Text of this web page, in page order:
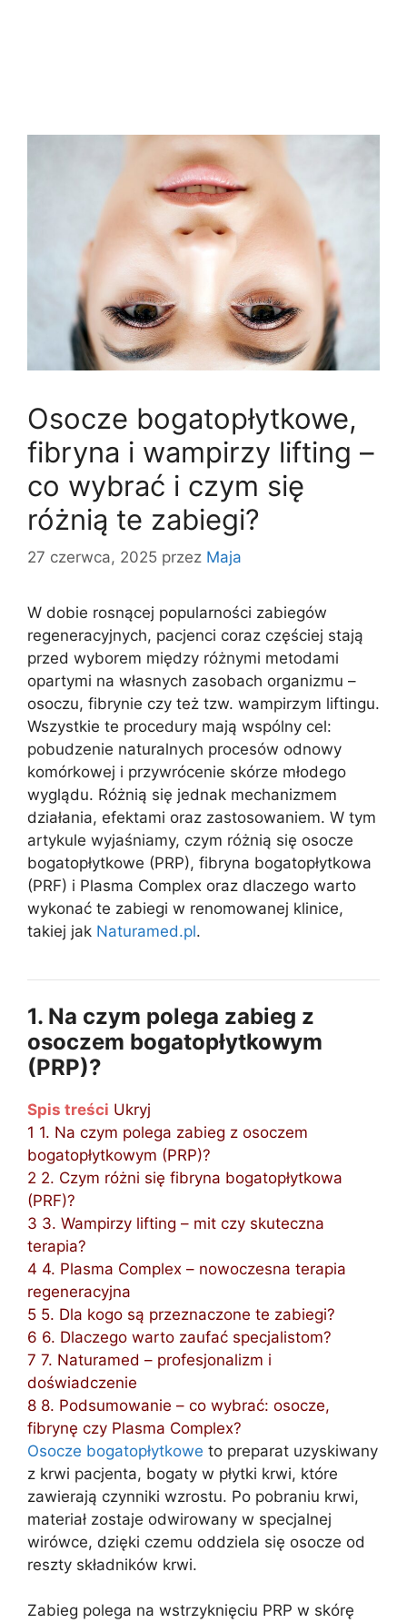
Osocze bogatopłytkowe,
fibryna i wampirzy lifting –
co wybrać i czym się
różnią te zabiegi?
27 czerwca, 2025 przez Maja
W dobie rosnącej popularności zabiegów
regeneracyjnych, pacjenci coraz częściej stają
przed wyborem między różnymi metodami
opartymi na własnych zasobach organizmu –
osoczu, fibrynie czy też tzw. wampirzym liftingu.
Wszystkie te procedury mają wspólny cel:
pobudzenie naturalnych procesów odnowy
komórkowej i przywrócenie skórze młodego
wyglądu. Różnią się jednak mechanizmem
działania, efektami oraz zastosowaniem. W tym
artykule wyjaśniamy, czym różnią się osocze
bogatopłytkowe (PRP), fibryna bogatopłytkowa
(PRF) i Plasma Complex oraz dlaczego warto
wykonać te zabiegi w renomowanej klinice,
takiej jak Naturamed.pl.
1. Na czym polega zabieg z
osoczem bogatopłytkowym
(PRP)?
Spis treści Ukryj
1 1. Na czym polega zabieg z osoczem
bogatopłytkowym (PRP)?
2 2. Czym różni się fibryna bogatopłytkowa
(PRF)?
3 3. Wampirzy lifting – mit czy skuteczna
terapia?
4 4. Plasma Complex – nowoczesna terapia
regeneracyjna
5 5. Dla kogo są przeznaczone te zabiegi?
6 6. Dlaczego warto zaufać specjalistom?
7 7. Naturamed – profesjonalizm i
doświadczenie
8 8. Podsumowanie – co wybrać: osocze,
fibrynę czy Plasma Complex?
Osocze bogatopłytkowe to preparat uzyskiwany
z krwi pacjenta, bogaty w płytki krwi, które
zawierają czynniki wzrostu. Po pobraniu krwi,
materiał zostaje odwirowany w specjalnej
wirówce, dzięki czemu oddziela się osocze od
reszty składników krwi.
Zabieg polega na wstrzyknięciu PRP w skórę